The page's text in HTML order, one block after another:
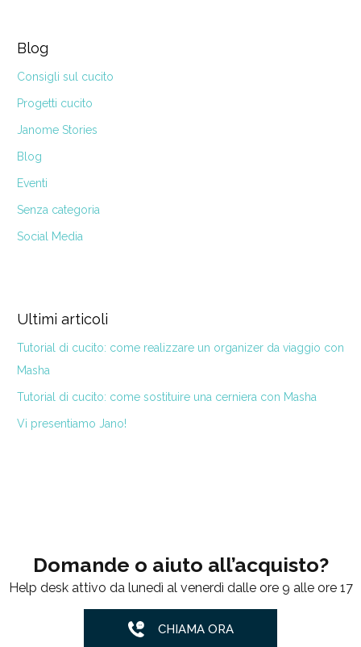
Blog
Consigli sul cucito
Progetti cucito
Janome Stories
Blog
Eventi
Senza categoria
Social Media
Ultimi articoli
Tutorial di cucito: come realizzare un organizer da viaggio con
Masha
Tutorial di cucito: come sostituire una cerniera con Masha
Vi presentiamo Jano!
Domande o aiuto all’acquisto?
Help desk attivo da lunedì al venerdì dalle ore 9 alle ore 17
CHIAMA ORA